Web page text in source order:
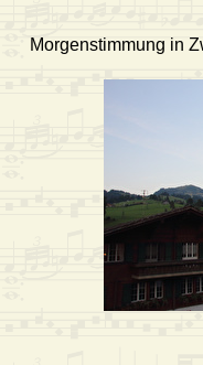
Morgenstimmung in